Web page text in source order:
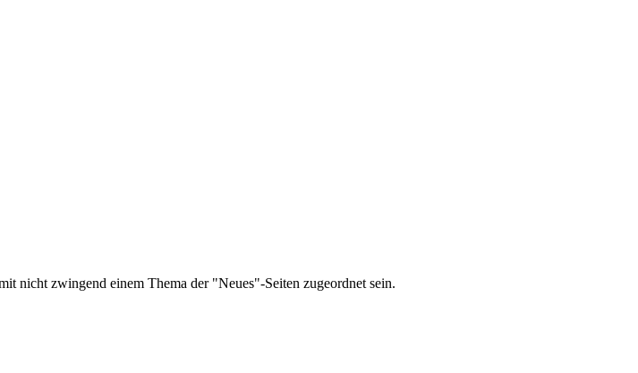
nicht zwingend einem Thema der "Neues"-Seiten zugeordnet sein.